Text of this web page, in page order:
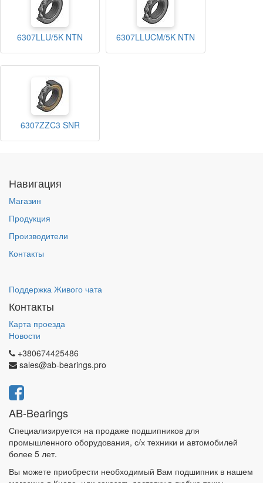
6307LLU/5K NTN 6307LLUCM/5K NTN
6307ZZC3 SNR
Навигация
Магазин
Продукция
Производители
Контакты
Поддержка Живого чата
Контакты
Карта проезда
Новости
+380674425486
sales@ab-bearings.pro
AB-Bearings
Специализируется на продаже подшипников для
промышленного оборудования, с/х техники и автомобилей
более 5 лет.
Вы можете приобрести необходимый Вам подшипник в нашем